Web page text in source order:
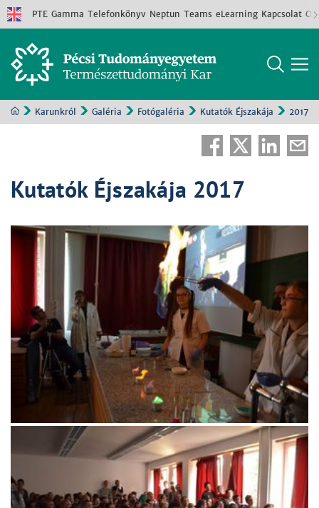
PTE Gamma Telefonkönyv Neptun Teams eLearning Kapcsolat
Karunkról Galéria Fotógaléria Kutatók Éjszakája 2017
Kutatók Éjszakája 2017